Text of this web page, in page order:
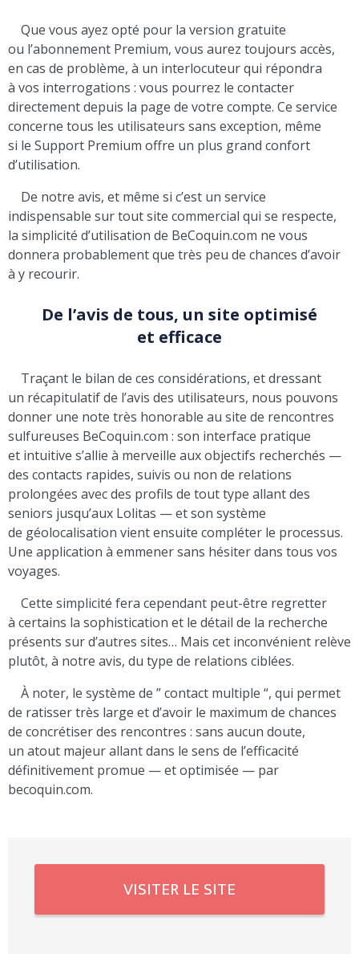
Que vous ayez opté pour la version gratuite
ou l’abonnement Premium, vous aurez toujours accès,
en cas de problème, à un interlocuteur qui répondra
à vos interrogations : vous pourrez le contacter
directement depuis la page de votre compte. Ce service
concerne tous les utilisateurs sans exception, même
si le Support Premium offre un plus grand confort
d’utilisation.
De notre avis, et même si c’est un service
indispensable sur tout site commercial qui se respecte,
la simplicité d’utilisation de BeCoquin.com ne vous
donnera probablement que très peu de chances d’avoir
à y recourir.
De l’avis de tous, un site optimisé
et efficace
Traçant le bilan de ces considérations, et dressant
un récapitulatif de l’avis des utilisateurs, nous pouvons
donner une note très honorable au site de rencontres
sulfureuses BeCoquin.com : son interface pratique
et intuitive s’allie à merveille aux objectifs recherchés —
des contacts rapides, suivis ou non de relations
prolongées avec des profils de tout type allant des
seniors jusqu’aux Lolitas — et son système
de géolocalisation vient ensuite compléter le processus.
Une application à emmener sans hésiter dans tous vos
voyages.
Cette simplicité fera cependant peut-être regretter
à certains la sophistication et le détail de la recherche
présents sur d’autres sites… Mais cet inconvénient relève
plutôt, à notre avis, du type de relations ciblées.
À noter, le système de ” contact multiple “, qui permet
de ratisser très large et d’avoir le maximum de chances
de concrétiser des rencontres : sans aucun doute,
un atout majeur allant dans le sens de l’efficacité
définitivement promue — et optimisée — par
becoquin.com.
VISITER LE SITE